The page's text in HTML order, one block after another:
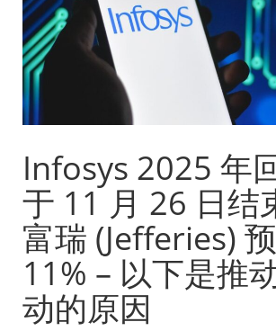
Infosys 2025 年
于 11 月 26 日结
富瑞 (Jefferies)
11% – 以下是推
动的原因